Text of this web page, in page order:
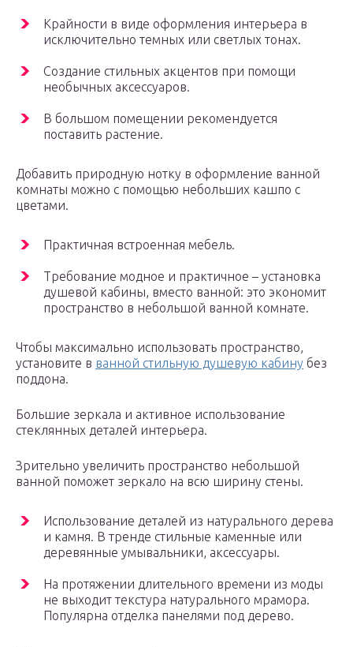
Крайности в виде оформления интерьера в
исключительно темных или светлых тонах.
Создание стильных акцентов при помощи
необычных аксессуаров.
В большом помещении рекомендуется
поставить растение.
Добавить природную нотку в оформление ванной
комнаты можно с помощью небольших кашпо с
цветами.
Практичная встроенная мебель.
Требование модное и практичное – установка
душевой кабины, вместо ванной: это экономит
пространство в небольшой ванной комнате.
Чтобы максимально использовать пространство,
установите в ванной стильную душевую кабину без
поддона.
Большие зеркала и активное использование
стеклянных деталей интерьера.
Зрительно увеличить пространство небольшой
ванной поможет зеркало на всю ширину стены.
Использование деталей из натурального дерева
и камня. В тренде стильные каменные или
деревянные умывальники, аксессуары.
На протяжении длительного времени из моды
не выходит текстура натурального мрамора.
Популярна отделка панелями под дерево.